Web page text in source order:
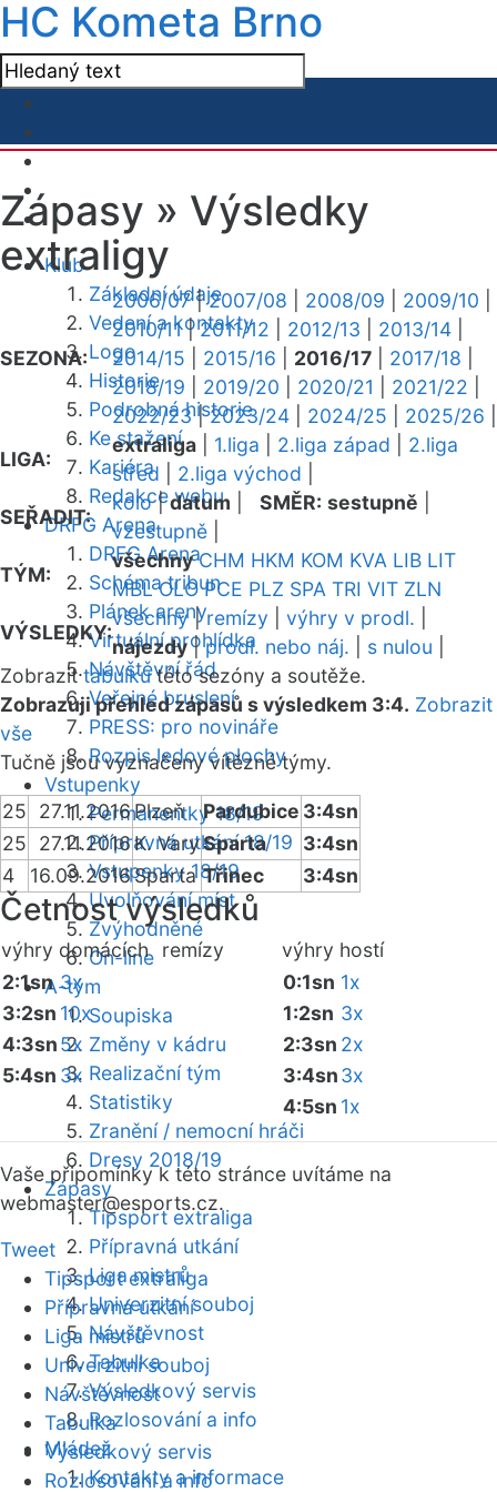
HC Kometa Brno
Klub
Základní údaje
Vedení a kontakty
Logo
Historie
Podrobná historie
Ke stažení
Kariéra
Redakce webu
DRFG Arena
DRFG Arena
Schéma tribun
Plánek areny
Virtuální prohlídka
Návštěvní řád
Veřejné bruslení
PRESS: pro novináře
Rozpis ledové plochy
Vstupenky
Permanentky 18/19
Přípravná utkání 18/19
Vstupenky 18/19
Uvolňování míst
Zvýhodněné
On-line
A-tým
Soupiska
Změny v kádru
Realizační tým
Statistiky
Zranění / nemocní hráči
Dresy 2018/19
Zápasy
Tipsport extraliga
Přípravná utkání
Liga mistrů
Univerzitní souboj
Návštěvnost
Tabulka
Výsledkový servis
Rozlosování a info
Mládež
Kontakty a informace
Zápasy » Výsledky
extraligy
SEZONA:
2006/07|2007/08 2008/09 2009/10
2010/11|2011/12 2012/13 2013/14
2014/15
2015/16 2016/17 2017/18
2018/19
2019/20 2020/21 2021/22
2022/23|2023/24 2024/25 2025/26
LIGA:
extraliga 1.liga 2.liga západ
2.liga
střed
2.liga východ
SEŘADIT:
kolo|datum SMĚR: sestupně
vzestupně
TÝM:
všechny CHM HKM KOM KVA LIB LIT
MBL OLO PCE PLZ SPA TRI VIT ZLN
VÝSLEDKY:
všechny|remízy výhry v prodl.
nájezdy|prodl. nebo náj. s nulou
Zobrazittabulkutéto sezóny a soutěže.
Zobrazuji přehled zápasů s výsledkem 3:4. Zobrazit
vše
Tučně jsou vyznačeny vítězné týmy.
25 27.11.2016Plzeň Pardubice 3:4sn
25
27.11.2016K. VarySparta
3:4sn
4
16.09.2016Sparta Třinec 3:4sn
Četnost výsledků
výhry domácích remízy výhry hostí
2:1sn 3x
3:2sn 10x
4:3sn5x
5:4sn 3x
0:1sn 1x
1:2sn 3x
2:3sn 2x
3:4sn3x
4:5sn 1x
Vaše připomínky k této stránce uvítáme na
webmaster@esports.cz.
Tweet
Tipsport extraliga
Přípravná utkání
Liga mistrů
Univerzitní souboj
Návštěvnost
Tabulka
Výsledkový servis
Rozlosování a info